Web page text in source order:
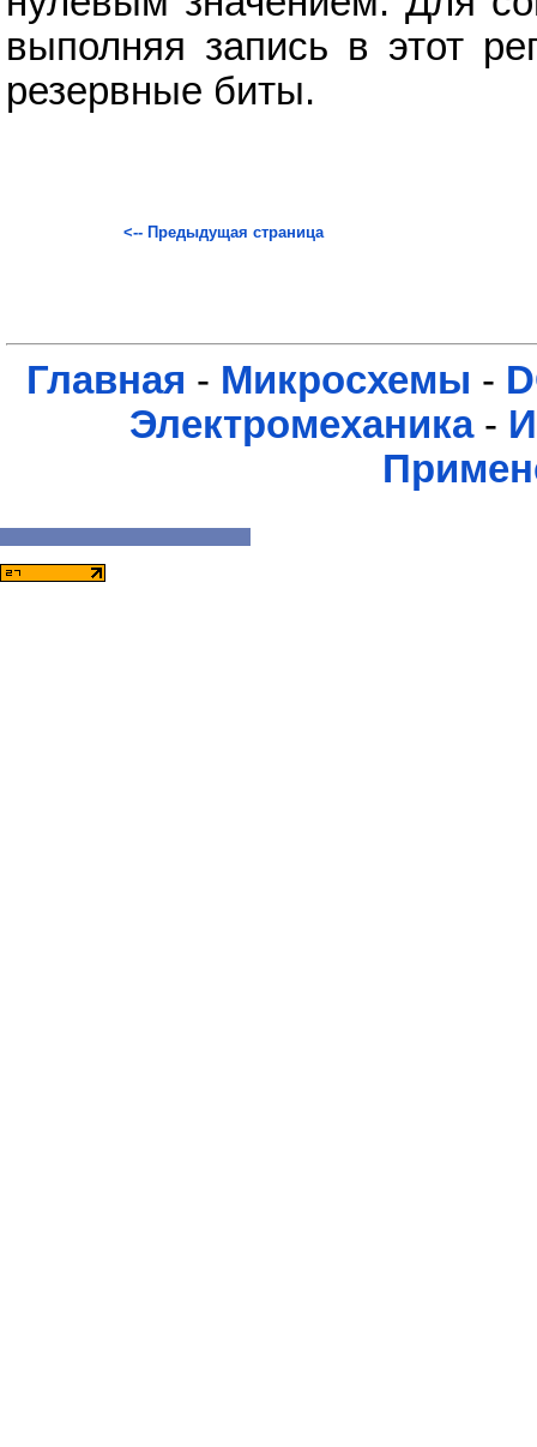
выполняя запись в этот
резервные биты.
<-- Предыдущая страница
Главная - Микросхемы -
Электромеханика-